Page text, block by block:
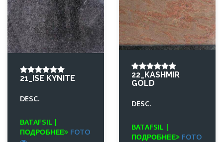
21_ISE KYNITE
DESC.
BATAFSIL |
ПОДРОБНЕЕ
FOTO
22_KASHMIR
GOLD
DESC.
BATAFSIL |
ПОДРОБНЕЕ
FOTO